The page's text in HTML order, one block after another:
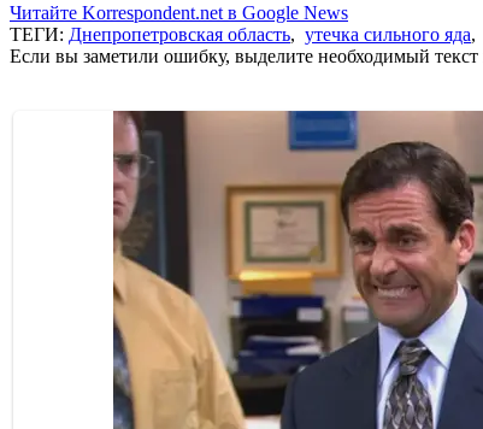
Читайте Korrespondent.net в Google News
ТЕГИ: Днепропетровская область, утечка сильного яда,
Если вы заметили ошибку, выделите необходимый